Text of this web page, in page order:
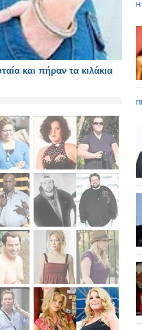
και πήραν τα κιλάκια
Η